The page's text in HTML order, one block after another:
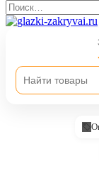
Перейти
к
содержанию
Search
for: